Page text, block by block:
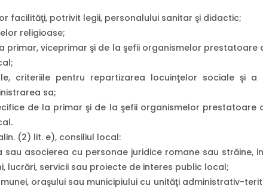
facilităţi, potrivit legii, personalului sanitar şi didactic;
religioase;
viceprimar şi de la şefii organismelor prestatoare
criteriile pentru repartizarea locuinţelor sociale şi a
sa;
de la primar şi de la şefii organismelor prestatoare
(2) lit. e), consiliul local:
asocierea cu personae juridice romane sau străine,
lucrări, servicii sau proiecte de interes public local;
oraşului sau municipiului cu unităţi administrativ-